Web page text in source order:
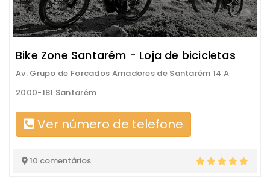
Bike Zone Santarém - Loja de bicicletas
Av. Grupo de Forcados Amadores de Santarém 14 A
2000-181 Santarém
Ver número de telefone
10 comentários